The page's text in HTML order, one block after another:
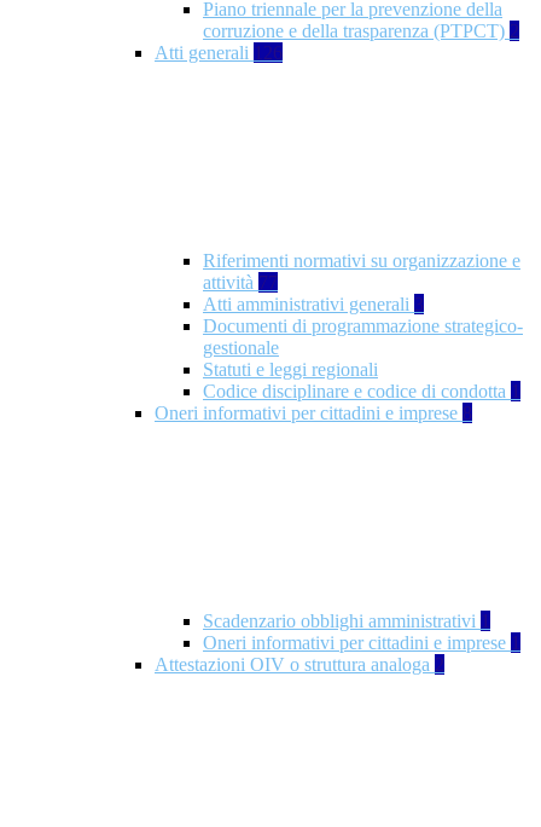
Piano triennale per la prevenzione della
corruzione e della trasparenza (PTPCT) 2
Atti generali 126
Riferimenti normativi su organizzazione e
attività 77
Atti amministrativi generali 3
Documenti di programmazione strategico-
gestionale
Statuti e leggi regionali
Codice disciplinare e codice di condotta 1
Oneri informativi per cittadini e imprese 8
Scadenzario obblighi amministrativi 1
Oneri informativi per cittadini e imprese 1
Attestazioni OIV o struttura analoga 2